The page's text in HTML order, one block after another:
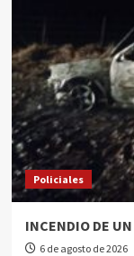
Policiales
INCENDIO DE
6 de agosto de 2026